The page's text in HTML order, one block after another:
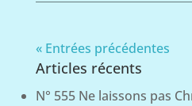
« Entrées précédentes
Articles récents
N° 555 Ne laissons pas